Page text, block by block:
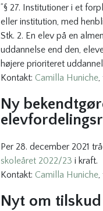
”§ 27. Institutioner i et
eller institution, med
Stk. 2. En elev på en
uddannelse end den,
højere prioriteret
Kontakt: Camilla Huniche,
Ny
Per 28. december 2021
skoleåret 2022/23 i kraft.
Kontakt: Camilla Huniche,
Nyt om